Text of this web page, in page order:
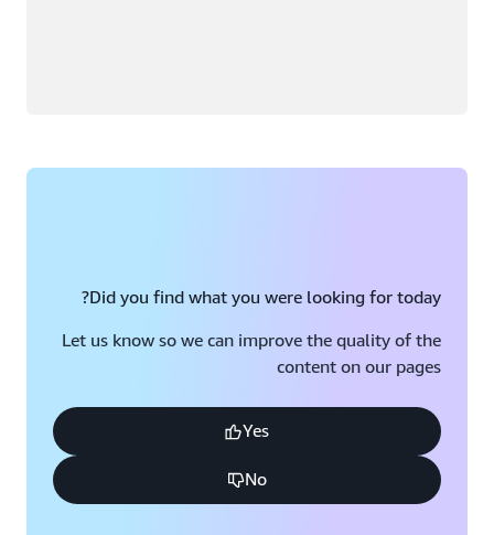
Did you find what you were looking for today?
Let us know so we can improve the quality of the
content on our pages
Yes
No